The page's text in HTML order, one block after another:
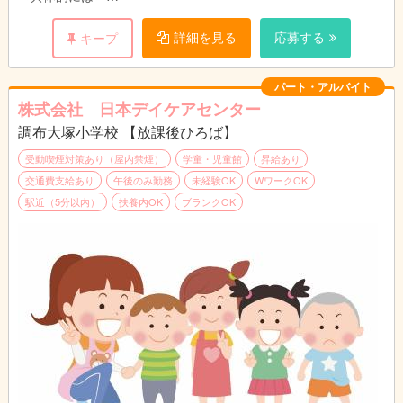
・行事の企画と実施 ・児童の受入れ、送り出し ・おやつ準
備、提供
・集団活動のサポート見守り ・お子様の帰宅後のお掃除
・保護者対応、・スケジュール作成、・お便り等の案内書の作成
・事務作業（PCの文字入力程度）
＊無資格・未経験可、
※高校卒業以上、 学生アルバイト不可
キープ 詳細を見る 応募する
パート・アルバイト
株式会社 日本デイケアセンター
調布大塚小学校 【放課後ひろば】
受動喫煙対策あり（屋内禁煙） 学童・児童館
昇給あり
交通費支給あり
午後のみ勤務 未経験OK
WワークOK
駅近（5分以内）
扶養内OK ブランクOK